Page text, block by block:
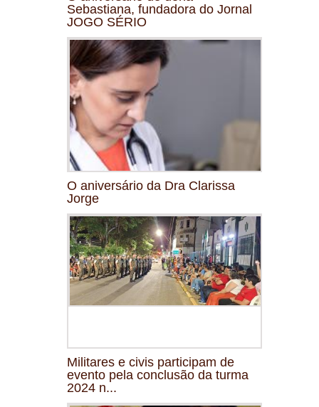
Sebastiana, fundadora do Jornal
JOGO SÉRIO
O aniversário da Dra Clarissa
Jorge
Militares e civis participam de
evento pela conclusão da turma
2024 n...